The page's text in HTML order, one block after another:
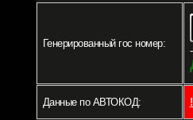
Генерированный гос номер:
Данные по АВТОКОД: